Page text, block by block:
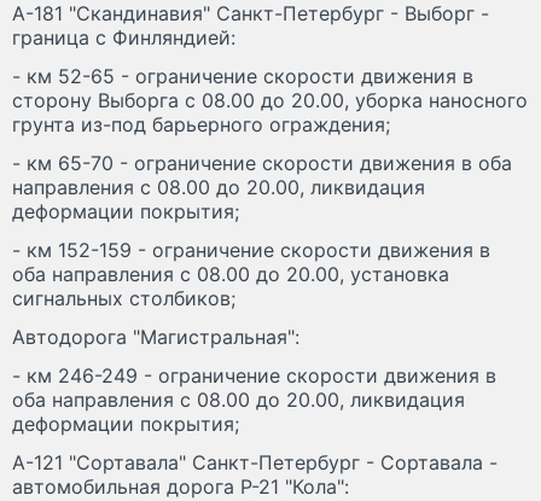
А-181 "Скандинавия" Санкт-Петербург - Выборг -
граница с Финляндией:
- км 52-65 - ограничение скорости движения в
сторону Выборга с 08.00 до 20.00, уборка наносного
грунта из-под барьерного ограждения;
- км 65-70 - ограничение скорости движения в оба
направления с 08.00 до 20.00, ликвидация
деформации покрытия;
- км 152-159 - ограничение скорости движения в
оба направления с 08.00 до 20.00, установка
сигнальных столбиков;
Автодорога "Магистральная":
- км 246-249 - ограничение скорости движения в
оба направления с 08.00 до 20.00, ликвидация
деформации покрытия;
А-121 "Сортавала" Санкт-Петербург - Сортавала -
автомобильная дорога Р-21 "Кола":